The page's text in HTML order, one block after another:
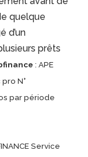
quelque
d’un
prêts
: APE
pro N°
par période
Service